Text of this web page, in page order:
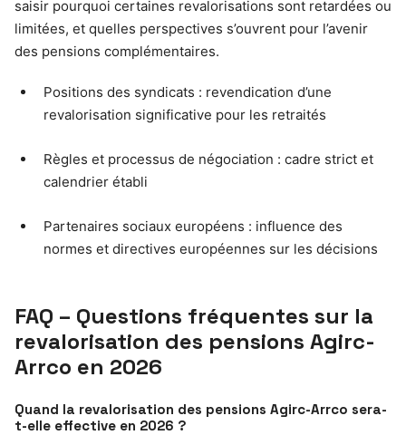
saisir pourquoi certaines revalorisations sont retardées ou
limitées, et quelles perspectives s’ouvrent pour l’avenir
des pensions complémentaires.
Positions des syndicats : revendication d’une
revalorisation significative pour les retraités
Règles et processus de négociation : cadre strict et
calendrier établi
Partenaires sociaux européens : influence des
normes et directives européennes sur les décisions
FAQ – Questions fréquentes sur la
revalorisation des pensions Agirc-
Arrco en 2026
Quand la revalorisation des pensions Agirc-Arrco sera-
t-elle effective en 2026 ?